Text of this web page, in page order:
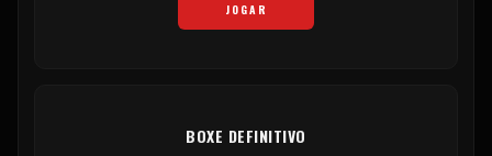
JOGAR
BOXE DEFINITIVO